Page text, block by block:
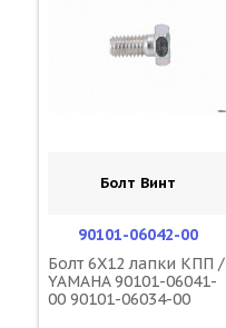
Болт Винт
90101-06042-00
Болт 6X12 лапки КПП /
YAMAHA 90101-06041-
00 90101-06034-00